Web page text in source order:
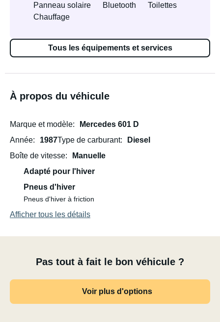
Panneau solaire
Bluetooth
Toilettes
Chauffage
Tous les équipements et services
À propos du véhicule
Marque et modèle
Mercedes 601 D
Année
1987Type de carburant
Diesel
Boîte de vitesse
Manuelle
Adapté pour l'hiver
Pneus d'hiver
Pneus d'hiver à friction
Afficher tous les détails
Pas tout à fait le bon véhicule ?
Voir plus d'options